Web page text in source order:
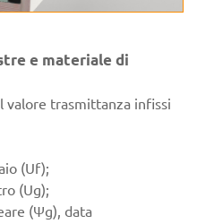
e materiale di
trasmittanza infissi
(Uf);
(Ug);
(Ψg), data